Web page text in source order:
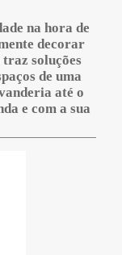
na hora de
decorar
soluções
de uma
até o
e com a sua